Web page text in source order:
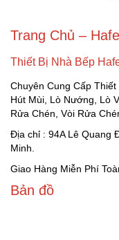
Trang Chủ –
Thiết Bị Nhà Bếp
Chuyên Cung Cấp
Hút Mùi, Lò Nướng, Lò
Rửa Chén, Vòi Rửa
Địa chỉ : 94A Lê Quang
Minh.
Giao Hàng Miễn Phí
Bản đồ